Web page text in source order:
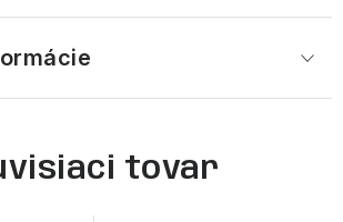
tovar